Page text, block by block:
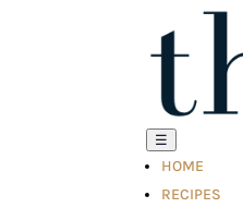
☰
HOME
RECIPES